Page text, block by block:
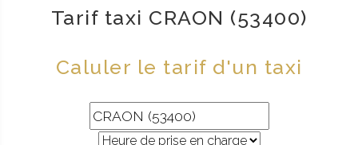
Tarif taxi CRAON (53400)
Caluler le tarif d'un taxi